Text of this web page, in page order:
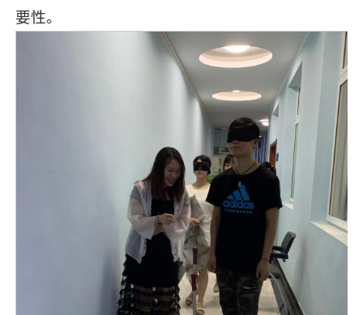
要性。